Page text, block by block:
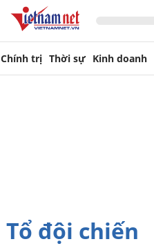
Chính trị Thời sự Kinh doanh
tổ đội chiến